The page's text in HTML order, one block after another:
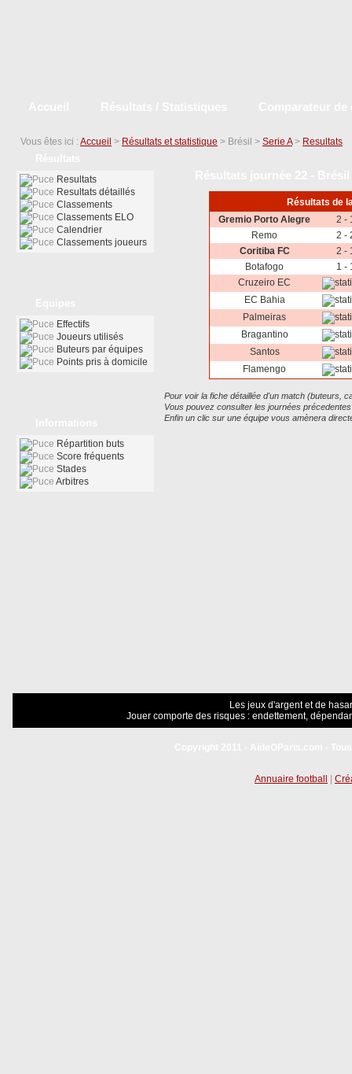
Vous êtes ici : Accueil > Résultats et statistique > Brésil > Serie A> Resultats
Résultats de
Gremio Porto Alegre
2 -
Remo
2 -
Coritiba FC
2 -
Botafogo
1 -
Cruzeiro EC
EC Bahia
Palmeiras
Bragantino
Santos
Flamengo
Pour voir la fiche détaillée d'un match (buteurs,
Vous pouvez consulter les journées
Enfin un clic sur une équipe vous amènera
Resultats
Resultats détaillés
Classements
Classements ELO
Calendrier
Classements joueurs
Effectifs
Joueurs utilisés
Buteurs par équipes
Points pris à domicile
Répartition buts
Score fréquents
Stades
Arbitres
Les jeux d'argent et de
Jouer comporte des risques : endettement,
Annuaire football